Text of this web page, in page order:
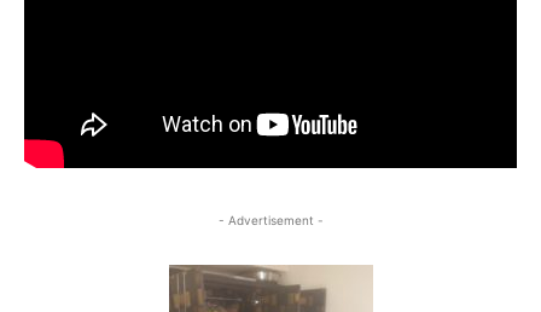
- Advertisement -